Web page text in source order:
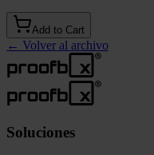
Add to Cart
← Volver al archivo
Soluciones